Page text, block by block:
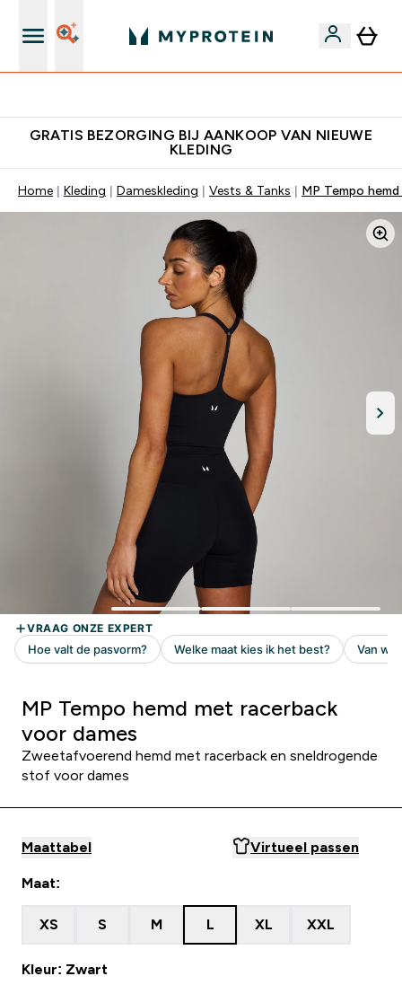
GRATIS BEZORGING BIJ AANKOOP VAN NIEUWE
KLEDING
Home Kleding Dameskleding Vests & Tanks MP Tempo
MP Tempo hemd met racerback
voor dames
Zweetafvoerend hemd met racerback en sneldrogende
stof voor dames
Maattabel Virtueel passen
Maat:
XS S M L XL XXL
Kleur: Zwart